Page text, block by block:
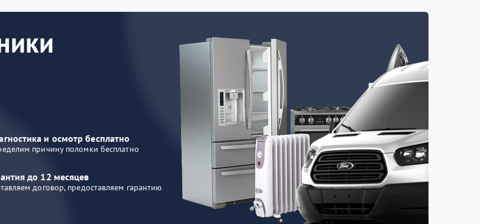
и осмотр бесплатно
причину поломки бесплатно
до 12 месяцев
договор, предоставляем гарантию